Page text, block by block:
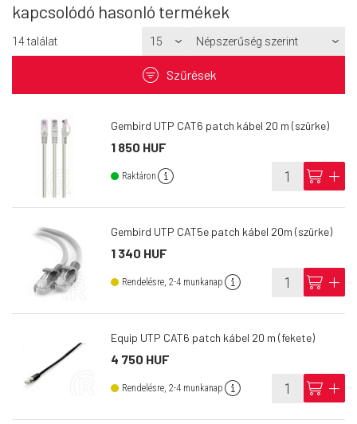
kapcsolódó hasonló termékek
14találat
filter Szűrések
Gembird UTP CAT6 patch kábel 20 m (szürke)
1 850 HUF
Raktáron info cart add
Gembird UTP CAT5e patch kábel 20m (szürke)
1 340 HUF
Rendelésre, 2-4 munkanap info cart add
Equip UTP CAT6 patch kábel 20 m (fekete)
4 750 HUF
Rendelésre, 2-4 munkanap info cart add